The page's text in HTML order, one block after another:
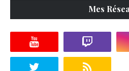
Mes